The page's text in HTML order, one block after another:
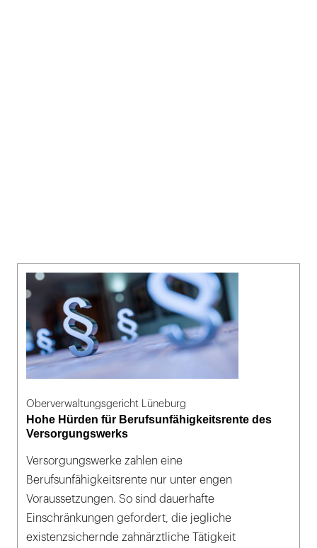
Oberverwaltungsgericht Lüneburg
Hohe Hürden für Berufsunfähigkeitsrente des
Versorgungswerks
Versorgungswerke zahlen eine
Berufsunfähigkeitsrente nur unter engen
Voraussetzungen. So sind dauerhafte
Einschränkungen gefordert, die jegliche
existenzsichernde zahnärztliche Tätigkeit